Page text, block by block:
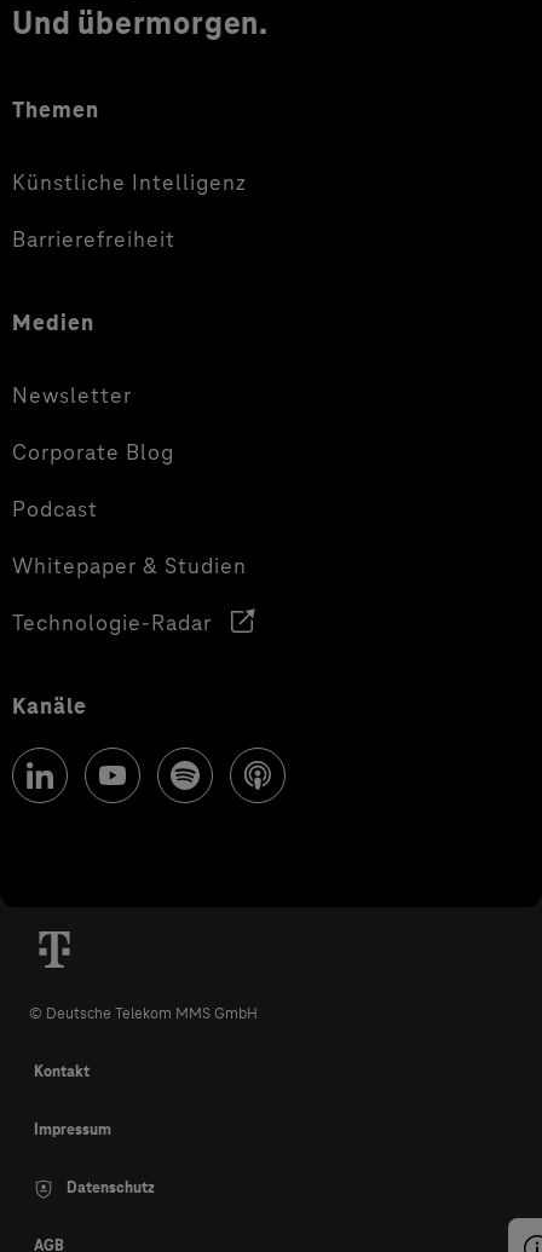
Und übermorgen.
Themen
Künstliche Intelligenz
Barrierefreiheit
Medien
Newsletter
Corporate Blog
Podcast
Whitepaper & Studien
Technologie-Radar
Kanäle
© Deutsche Telekom MMS GmbH
Kontakt
Impressum
Datenschutz
AGB